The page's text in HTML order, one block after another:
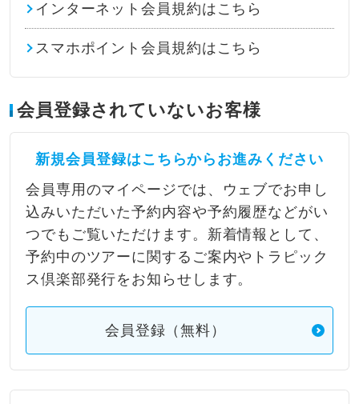
インターネット会員規約はこちら
スマホポイント会員規約はこちら
会員登録されていないお客様
新規会員登録はこちらからお進みください
会員専用のマイページでは、ウェブでお申し
込みいただいた予約内容や予約履歴などがい
つでもご覧いただけます。新着情報として、
予約中のツアーに関するご案内やトラピック
ス倶楽部発行をお知らせします。
会員登録（無料）